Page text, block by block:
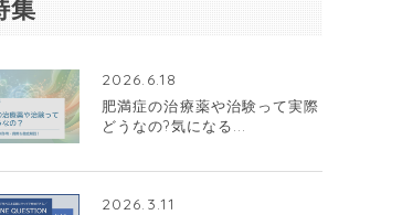
集
2026.6.18
肥満症の治療薬や治験って実際
どうなの?気になる...
2026.3.11